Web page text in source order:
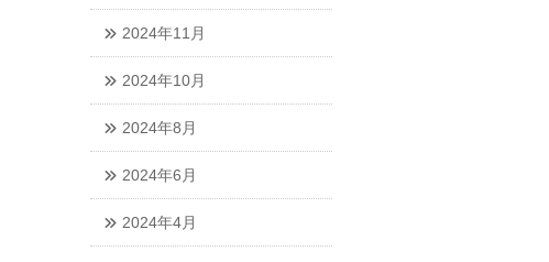
2024年11月
2024年10月
2024年8月
2024年6月
2024年4月